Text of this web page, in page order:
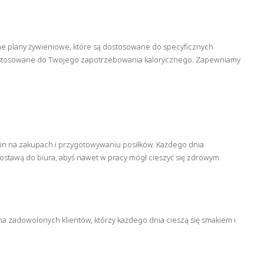
plany żywieniowe, które są dostosowane do specyficznych
do Twojego zapotrzebowania kalorycznego. Zapewniamy
na zakupach i przygotowywaniu posiłków. Każdego dnia
do biura, abyś nawet w pracy mógł cieszyć się zdrowym
klientów, którzy każdego dnia cieszą się smakiem i